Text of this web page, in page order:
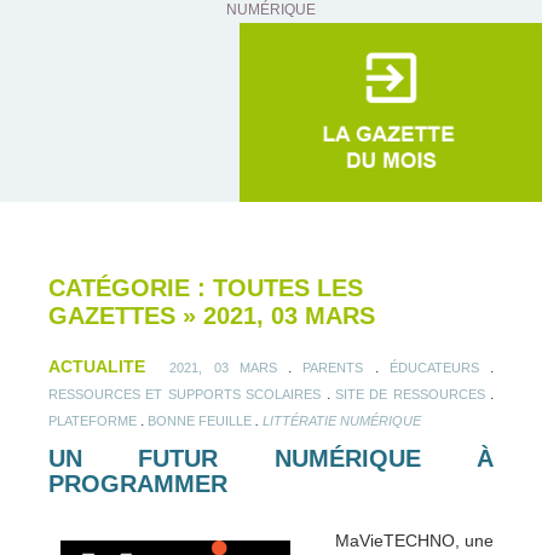
NUMÉRIQUE
CATÉGORIE : TOUTES LES
GAZETTES » 2021, 03 MARS
ACTUALITE 2021, 03 MARS. PARENTS ÉDUCATEURS.
RESSOURCES ET SUPPORTS SCOLAIRES SITE DE RESSOURCES.
PLATEFORME BONNE FEUILLE LITTÉRATIE NUMÉRIQUE
UN FUTUR NUMÉRIQUE À
PROGRAMMER
MaVieTECHNO, une